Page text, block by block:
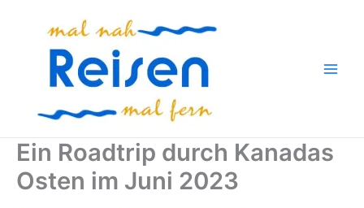
Ein Roadtrip durch Kanadas
Osten im Juni 2023